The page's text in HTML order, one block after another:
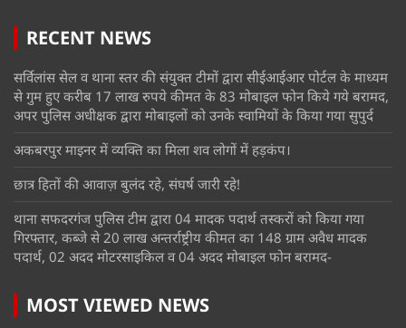
RECENT NEWS
सर्विलांस सेल व थाना स्तर की संयुक्त टीमों द्वारा सीईआईआर पोर्टल के माध्यम
से गुम हुए करीब 17 लाख रुपये कीमत के 83 मोबाइल फोन किये गये बरामद,
अपर पुलिस अधीक्षक द्वारा मोबाइलों को उनके स्वामियों के किया गया सुपुर्द
अकबरपुर माइनर में व्यक्ति का मिला शव लोगों में हड़कंप।
छात्र हितों की आवाज़ बुलंद रहे, संघर्ष जारी रहे!
थाना सफदरगंज पुलिस टीम द्वारा 04 मादक पदार्थ तस्करों को किया गया
गिरफ्तार, कब्जे से 20 लाख अन्तर्राष्ट्रीय कीमत का 148 ग्राम अवैध मादक
पदार्थ, 02 अदद मोटरसाइकिल व 04 अदद मोबाइल फोन बरामद-
MOST VIEWED NEWS